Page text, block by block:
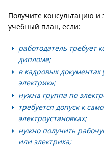
Получите консультацию
учебный план, если:
работодатель требует
дипломе;
в кадровых
электрик»;
нужна группа по
требуется допуск к
электроустановках;
нужно получить
или электрика;